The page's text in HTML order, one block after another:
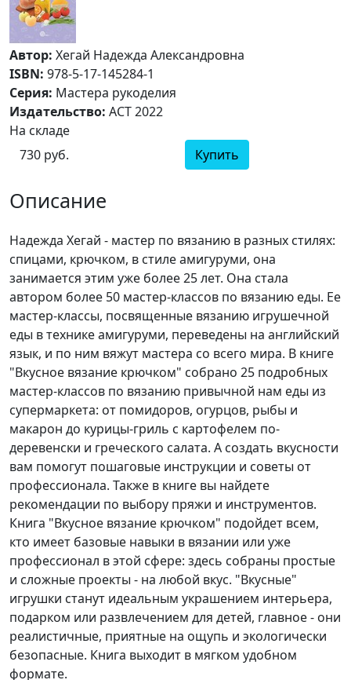
Автор: Хегай Надежда Александровна
ISBN: 978-5-17-145284-1
Серия: Мастера рукоделия
Издательство: АСТ 2022
На складе
730 руб.
Купить
Описание
Надежда Хегай - мастер по вязанию в разных стилях:
спицами, крючком, в стиле амигуруми, она
занимается этим уже более 25 лет. Она стала
автором более 50 мастер-классов по вязанию еды. Ее
мастер-классы, посвященные вязанию игрушечной
еды в технике амигуруми, переведены на английский
язык, и по ним вяжут мастера со всего мира. В книге
"Вкусное вязание крючком" собрано 25 подробных
мастер-классов по вязанию привычной нам еды из
супермаркета: от помидоров, огурцов, рыбы и
макарон до курицы-гриль с картофелем по-
деревенски и греческого салата. А создать вкусности
вам помогут пошаговые инструкции и советы от
профессионала. Также в книге вы найдете
рекомендации по выбору пряжи и инструментов.
Книга "Вкусное вязание крючком" подойдет всем,
кто имеет базовые навыки в вязании или уже
профессионал в этой сфере: здесь собраны простые
и сложные проекты - на любой вкус. "Вкусные"
игрушки станут идеальным украшением интерьера,
подарком или развлечением для детей, главное - они
реалистичные, приятные на ощупь и экологически
безопасные. Книга выходит в мягком удобном
формате.